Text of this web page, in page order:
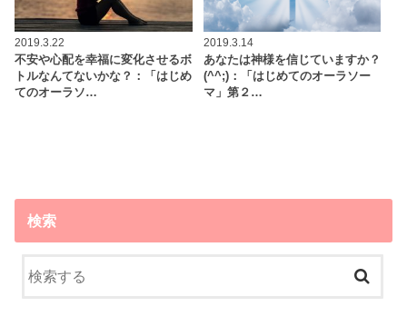
2019.3.22
不安や心配を幸福に変化させるボ
トルなんてないかな？：「はじめ
てのオーラソ…
2019.3.14
あなたは神様を信じていますか？
(^^;)：「はじめてのオーラソー
マ」第２…
検索